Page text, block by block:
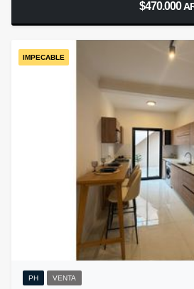
$470.000
IMPECABLE
PH VENTA